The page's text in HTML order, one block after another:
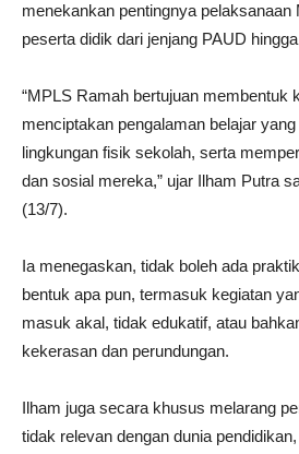
menekankan pentingnya pelaksanaan
peserta didik dari jenjang PAUD
“MPLS Ramah bertujuan membentuk
menciptakan pengalaman belajar
lingkungan fisik sekolah, serta
dan sosial mereka,” ujar Ilham Putra
(13/7).
Ia menegaskan, tidak boleh ada
bentuk apa pun, termasuk kegiatan
masuk akal, tidak edukatif, atau
kekerasan dan perundungan.
Ilham juga secara khusus melarang
tidak relevan dengan dunia